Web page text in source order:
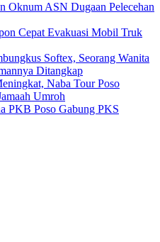
Oknum ASN Dugaan Pelecehan
Cepat Evakuasi Mobil Truk
Softex, Seorang Wanita
Ditangkap
Naba Tour Poso
Umroh
PKB Poso Gabung PKS